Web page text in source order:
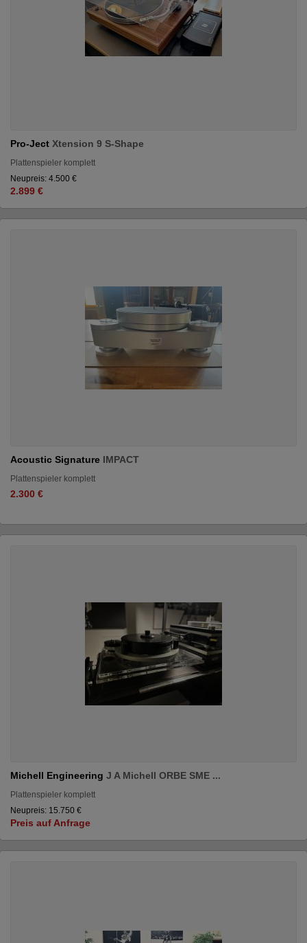
Pro-Ject Xtension 9 S-Shape
Plattenspieler komplett
Neupreis: 4.500 €
2.899 €
Acoustic Signature IMPACT
Plattenspieler komplett
2.300 €
Michell Engineering J A Michell ORBE SME ...
Plattenspieler komplett
Neupreis: 15.750 €
Preis auf Anfrage